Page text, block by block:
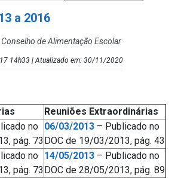
a 2016
de Alimentação Escolar
14h33 | Atualizado em: 30/11/2020
Reuniões Extraordinárias
no
pág. 73
06/03/2013 – Publicado no
DOC de 19/03/2013, pág. 43
no
pág. 73
14/05/2013 – Publicado no
DOC de 28/05/2013, pág. 89